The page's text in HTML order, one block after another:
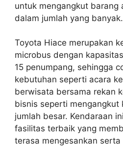
untuk mengangkut barang
dalam jumlah yang banyak.
Toyota Hiace merupakan
microbus dengan
15 penumpang, sehingga
kebutuhan seperti acara
berwisata bersama rekan
bisnis seperti mengangkut
jumlah besar. Kendaraan
fasilitas terbaik yang
terasa mengesankan serta